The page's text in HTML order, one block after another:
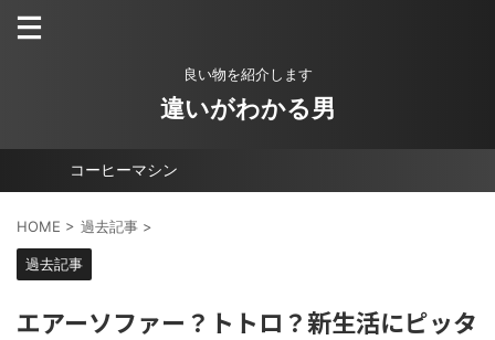
良い物を紹介します
違いがわかる男
コーヒーマシン
HOME > 過去記事 >
過去記事
エアーソファー？トトロ？新生活にピッタ